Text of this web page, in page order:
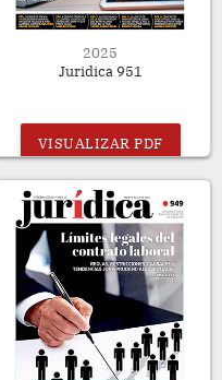
2025
Juridica 951
VISUALIZAR PDF